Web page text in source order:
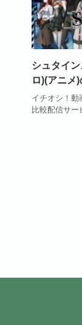
シュタイ
ロ)(アニメ
イチオシ！動
比較配信サー